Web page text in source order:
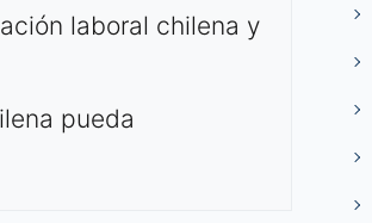
laboral chilena y
pueda